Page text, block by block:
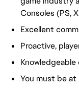
Consoles (PS,
Excellent
Proactive,
You must be at